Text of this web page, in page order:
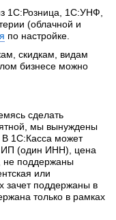
1С:Розница, 1С:УНФ,
(облачной и
по настройке.
скидкам, видам
бизнесе можно
сделать
мы вынуждены
В 1С:Касса может
ИП (один ИНН), цена
не поддержаны
или
зачет поддержаны в
только в рамках